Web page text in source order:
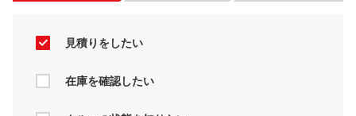
見積りをしたい
在庫を確認したい